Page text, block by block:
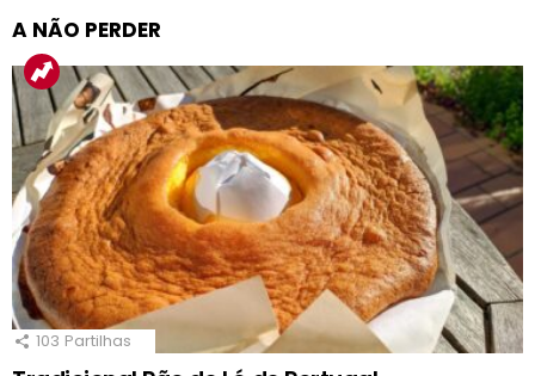
A NÃO PERDER
103 Partilhas